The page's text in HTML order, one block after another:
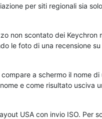
per siti regionali sia
non scontato dei Keychron
le foto di una recensione
a schermo il nome
e come risultato usciva
USA con invio ISO. Per